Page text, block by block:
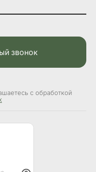
звонок
с обработкой